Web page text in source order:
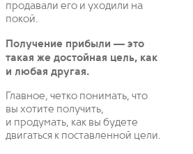
продавали его и уходили на
покой.
Получение прибыли — это
такая же достойная цель, как
и любая другая.
Главное, четко понимать, что
вы хотите получить,
и продумать, как вы будете
двигаться к поставленной цели.